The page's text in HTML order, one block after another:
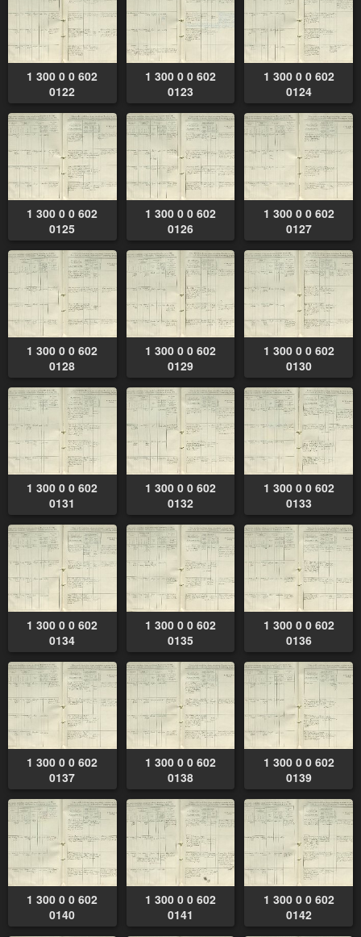
1 300 0 0 602
0122
1 300 0 0 602
0123
1 300 0 0 602
0124
1 300 0 0 602
0125
1 300 0 0 602
0126
1 300 0 0 602
0127
1 300 0 0 602
0128
1 300 0 0 602
0129
1 300 0 0 602
0130
1 300 0 0 602
0131
1 300 0 0 602
0132
1 300 0 0 602
0133
1 300 0 0 602
0134
1 300 0 0 602
0135
1 300 0 0 602
0136
1 300 0 0 602
0137
1 300 0 0 602
0138
1 300 0 0 602
0139
1 300 0 0 602
0140
1 300 0 0 602
0141
1 300 0 0 602
0142